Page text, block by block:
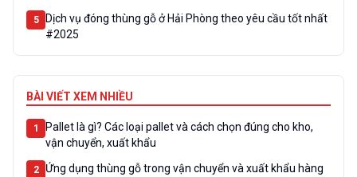
5
Dịch vụ đóng thùng gỗ ở Hải Phòng theo yêu cầu tốt nhất
#2025
BÀI VIẾT XEM NHIỀU
1
Pallet là gì? Các loại pallet và cách chọn đúng cho kho,
vận chuyển, xuất khẩu
2
Ứng dụng thùng gỗ trong vận chuyển và xuất khẩu hàng